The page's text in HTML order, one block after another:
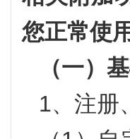
您正常使
（一）
1、注册